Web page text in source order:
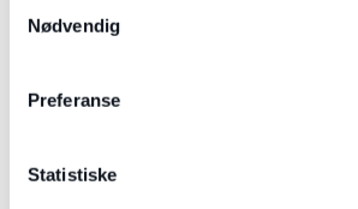
Nødvendig
Preferanse
Statistiske